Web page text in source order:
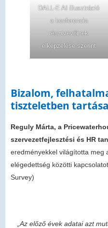
DALL-E AI illusztráció
a konferencia
résztvevőinek
elképzelése szerint
Bizalom,
tiszteletben tartása
Reguly Márta, a
szervezetfejlesztési és HR
eredményekkel világította meg
elégedettség közötti
Survey)
„Az előző évek adatai azt